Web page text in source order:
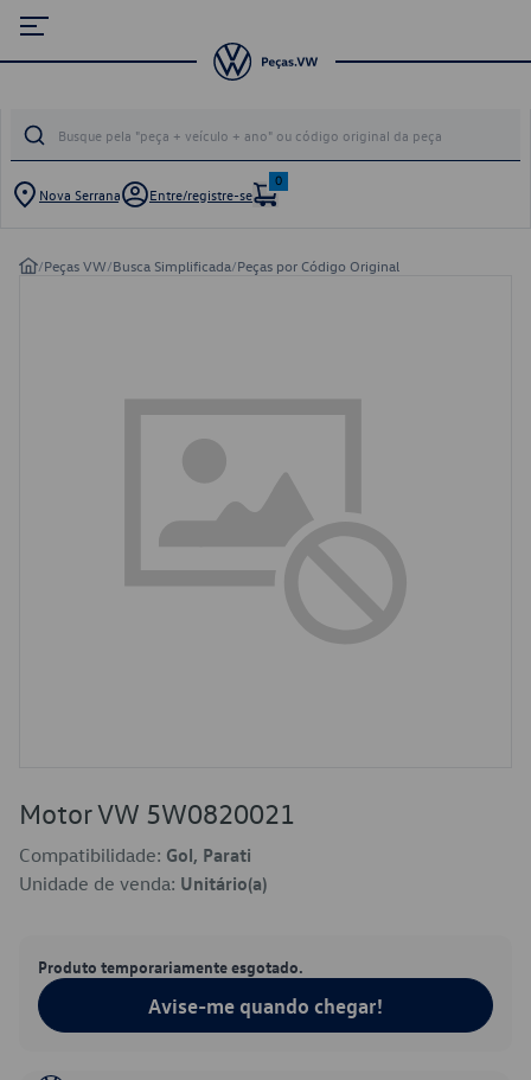
Nova Serrana Entre/registre-se
0
/Peças VW/Busca Simplificada/Peças por Código Original
Motor VW 5W0820021
Compatibilidade: Gol, Parati
Unidade de venda: Unitário(a)
Produto temporariamente esgotado.
Avise-me quando chegar!